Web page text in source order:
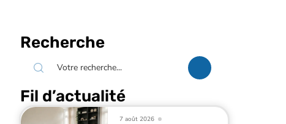
Recherche
Fil d’actualité
7 août 2026